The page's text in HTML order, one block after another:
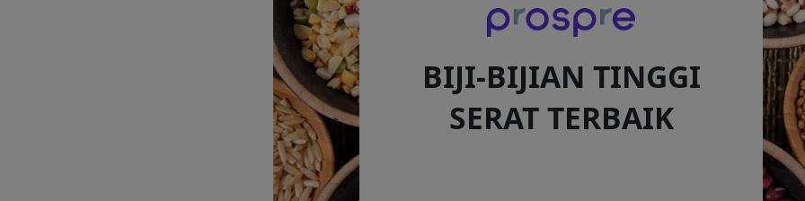
BIJI-BIJIAN TINGGI
SERAT TERBAIK